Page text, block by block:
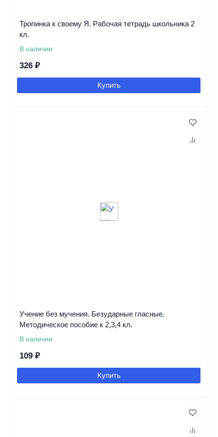
Тропинка к своему Я. Рабочая тетрадь школьника 2
кл.
В наличии
326 ₽
Купить
Учение без мучения. Безударные гласные.
Методическое пособие к 2,3,4 кл.
В наличии
109 ₽
Купить